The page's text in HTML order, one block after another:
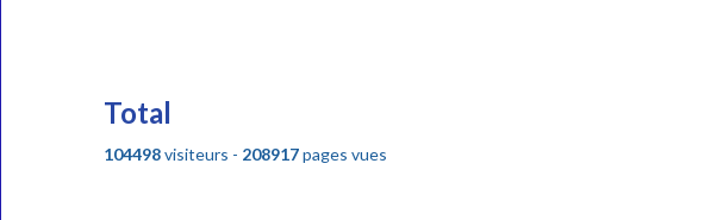
Total
104498visiteurs - 208917pages vues